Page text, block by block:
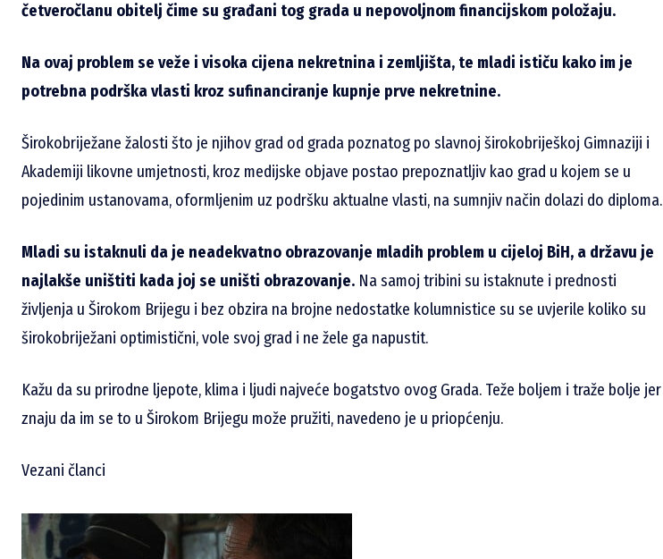
četveročlanu obitelj čime su građani tog grada u nepovoljnom financijskom položaju.
Na ovaj problem se veže i visoka cijena nekretnina i zemljišta, te mladi ističu kako im je
potrebna podrška vlasti kroz sufinanciranje kupnje prve nekretnine.
Širokobriježane žalosti što je njihov grad od grada poznatog po slavnoj širokobriješkoj Gimnaziji i
Akademiji likovne umjetnosti, kroz medijske objave postao prepoznatljiv kao grad u kojem se u
pojedinim ustanovama, oformljenim uz podršku aktualne vlasti, na sumnjiv način dolazi do diploma.
Mladi su istaknuli da je neadekvatno obrazovanje mladih problem u cijeloj BiH, a državu je
najlakše uništiti kada joj se uništi obrazovanje. Na samoj tribini su istaknute i prednosti
življenja u Širokom Brijegu i bez obzira na brojne nedostatke kolumnistice su se uvjerile koliko su
širokobriježani optimistični, vole svoj grad i ne žele ga napustit.
Kažu da su prirodne ljepote, klima i ljudi najveće bogatstvo ovog Grada. Teže boljem i traže bolje jer
znaju da im se to u Širokom Brijegu može pružiti, navedeno je u priopćenju.
Vezani članci